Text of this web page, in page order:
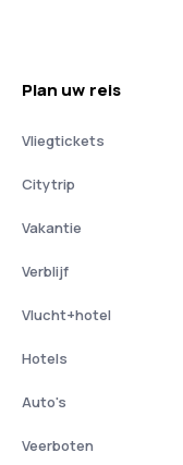
Plan uw reis
Vliegtickets
Citytrip
Vakantie
Verblijf
Vlucht+hotel
Hotels
Auto's
Veerboten